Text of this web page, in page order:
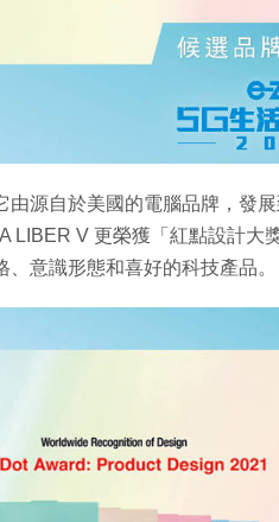
由源自於美國的電腦品牌，發
LIBER V 更榮獲「紅點設計大
意識形態和喜好的科技產品。